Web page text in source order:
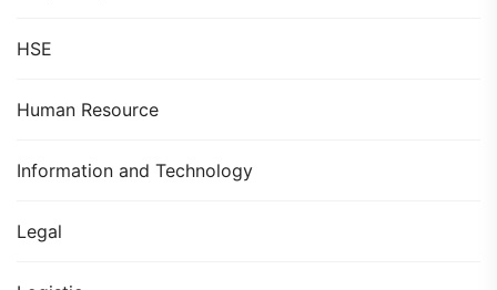
HSE
Human Resource
Information and Technology
Legal